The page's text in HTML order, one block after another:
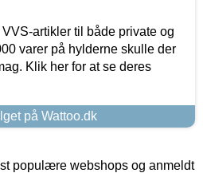
artikler til både private og
varer på hylderne skulle der
Klik her for at se deres
på Wattoo.dk
populære webshops og anmeldt